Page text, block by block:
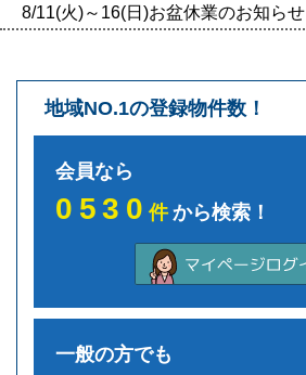
8/11(火)～16(日)お盆休業のお知らせ
地域NO.1の登録物件数！
会員なら
0530件から検索！
一般の方でも